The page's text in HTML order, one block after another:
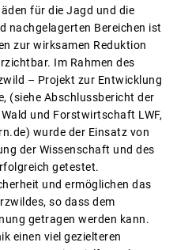
für die Jagd und die
nachgelagerten Bereichen ist
zur wirksamen Reduktion
Im Rahmen des
– Projekt zur Entwicklung
(siehe Abschlussbericht der
und Forstwirtschaft LWF,
wurde der Einsatz von
der Wissenschaft und des
getestet.
und ermöglichen das
so dass dem
getragen werden kann.
einen viel gezielteren